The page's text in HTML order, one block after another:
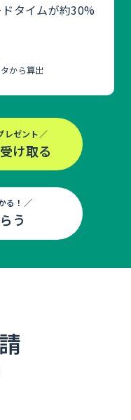
タイムが約30%
から算出
レゼント／
け取る
る！／
う